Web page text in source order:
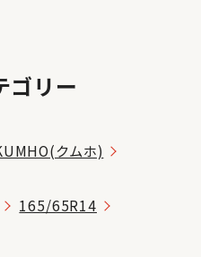
ゴリー
クムホ)
165/65R14